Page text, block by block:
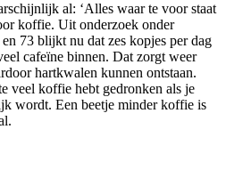
al: ‘Alles waar te voor staat
koffie. Uit onderzoek onder
73 blijkt nu dat zes kopjes per dag
cafeïne binnen. Dat zorgt weer
hartkwalen kunnen ontstaan.
veel koffie hebt gedronken als je
wordt. Een beetje minder koffie is